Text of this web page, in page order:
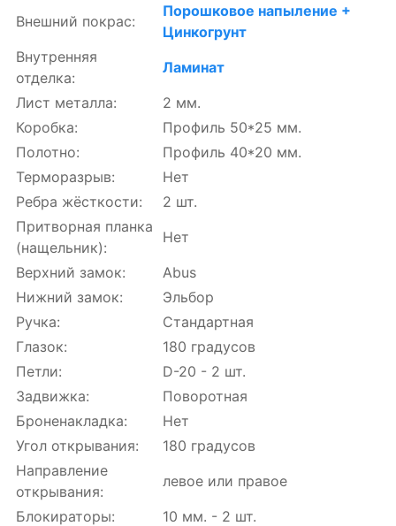
Внешний покрас:
Порошковое напыление +
Цинкогрунт
Внутренняя
отделка:
Ламинат
Лист металла:
2 мм.
Коробка:
Профиль 50*25 мм.
Полотно:
Профиль 40*20 мм.
Терморазрыв:
Нет
Ребра жёсткости:
2 шт.
Притворная планка
(нащельник):
Нет
Верхний замок:
Abus
Нижний замок:
Эльбор
Ручка:
Стандартная
Глазок:
180 градусов
Петли:
D-20 - 2 шт.
Задвижка:
Поворотная
Броненакладка:
Нет
Угол открывания:
180 градусов
Направление
открывания:
левое или правое
Блокираторы:
10 мм. - 2 шт.